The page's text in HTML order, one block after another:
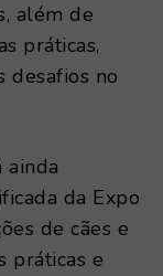
além de
práticas,
desafios no
ainda
da Expo
de cães e
práticas e